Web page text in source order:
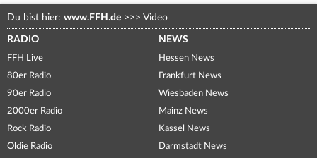
Du bist hier: www.FFH.de >>> Video
RADIO
FFH Live
80er Radio
90er Radio
2000er Radio
Rock Radio
Oldie Radio
NEWS
Hessen News
Frankfurt News
Wiesbaden News
Mainz News
Kassel News
Darmstadt News